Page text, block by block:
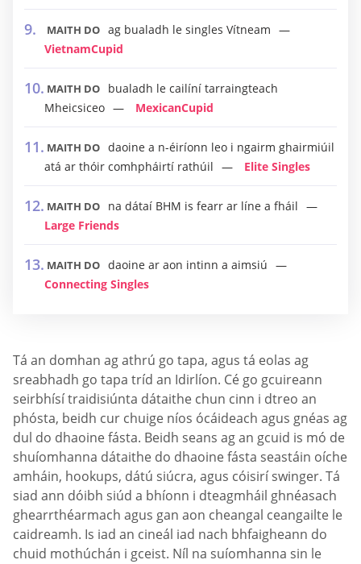
MAITH DO ag bualadh le singles Vítneam
VietnamCupid
MAITH DO
bualadh le cailíní tarraingteach
Mheicsiceo
MexicanCupid
MAITH DO daoine a n-éiríonn leo i ngairm ghairmiúil
atá ar thóir comhpháirtí rathúil
Elite Singles
MAITH DO
na dátaí BHM is fearr ar líne a fháil
Large Friends
MAITH DO daoine ar aon intinn a aimsiú
Connecting Singles
Tá an domhan ag athrú go tapa, agus tá eolas ag
sreabhadh go tapa tríd an Idirlíon. Cé go gcuireann
seirbhísí traidisiúnta dátaithe chun cinn i dtreo an
phósta, beidh cur chuige níos ócáideach agus gnéas ag
dul do dhaoine fásta. Beidh seans ag an gcuid is mó de
shuíomhanna dátaithe do dhaoine fásta seastáin oíche
amháin, hookups, dátú siúcra, agus cóisirí swinger. Tá
siad ann dóibh siúd a bhíonn i dteagmháil ghnéasach
ghearrthéarmach agus gan aon cheangal ceangailte le
caidreamh. Is iad an cineál iad nach bhfaigheann do
chuid mothúchán i gceist. Níl na suíomhanna sin le